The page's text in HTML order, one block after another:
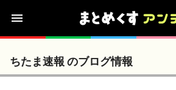
ちたま速報 のブログ情報